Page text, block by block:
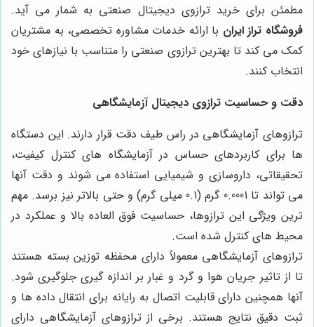
مطمئن برای خرید ترازوی دیجیتال صنعتی به شمار می آید.
فروشگاه تراز ایران با ارائه خدمات مشاوره تخصصی، به مشتریان
کمک می کند تا بهترین ترازوی صنعتی را متناسب با نیازهای خود
انتخاب کنند.
دقت و حساسیت ترازوی دیجیتال آزمایشگاهی
ترازوهای آزمایشگاهی در راس طیف دقت قرار دارند. این دستگاه
ها برای کاربردهای حساس در آزمایشگاه های کنترل کیفیت،
تحقیقاتی، داروسازی و شیمیایی استفاده می شوند و دقت آنها
می تواند تا 0.0001 گرم (0.1 میلی گرم) و حتی بالاتر نیز برسد. مهم
ترین ویژگی این ترازوها، حساسیت فوق العاده بالا و عملکرد در
محیط های کنترل شده است.
ترازوهای آزمایشگاهی معمولاً دارای محفظه توزین بسته هستند
تا از تاثیر جریان هوا و گرد و غبار بر اندازه گیری جلوگیری شود.
آنها همچنین دارای قابلیت اتصال به رایانه برای انتقال داده ها و
ثبت دقیق نتایج هستند. برخی از ترازوهای آزمایشگاهی دارای